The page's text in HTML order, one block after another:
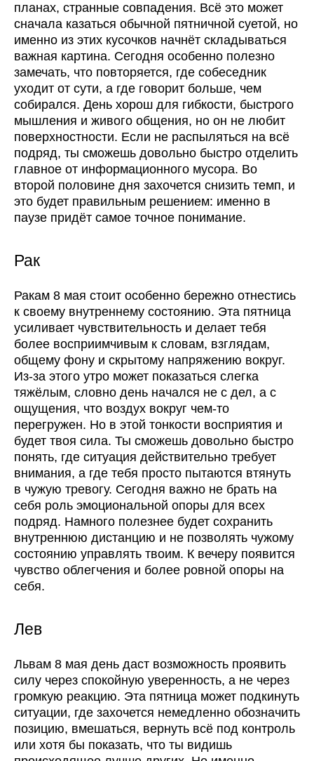
планах, странные совпадения. Всё это может
сначала казаться обычной пятничной суетой, но
именно из этих кусочков начнёт складываться
важная картина. Сегодня особенно полезно
замечать, что повторяется, где собеседник
уходит от сути, а где говорит больше, чем
собирался. День хорош для гибкости, быстрого
мышления и живого общения, но он не любит
поверхностности. Если не распыляться на всё
подряд, ты сможешь довольно быстро отделить
главное от информационного мусора. Во
второй половине дня захочется снизить темп, и
это будет правильным решением: именно в
паузе придёт самое точное понимание.
Рак
Ракам 8 мая стоит особенно бережно отнестись
к своему внутреннему состоянию. Эта пятница
усиливает чувствительность и делает тебя
более восприимчивым к словам, взглядам,
общему фону и скрытому напряжению вокруг.
Из-за этого утро может показаться слегка
тяжёлым, словно день начался не с дел, а с
ощущения, что воздух вокруг чем-то
перегружен. Но в этой тонкости восприятия и
будет твоя сила. Ты сможешь довольно быстро
понять, где ситуация действительно требует
внимания, а где тебя просто пытаются втянуть
в чужую тревогу. Сегодня важно не брать на
себя роль эмоциональной опоры для всех
подряд. Намного полезнее будет сохранить
внутреннюю дистанцию и не позволять чужому
состоянию управлять твоим. К вечеру появится
чувство облегчения и более ровной опоры на
себя.
Лев
Львам 8 мая день даст возможность проявить
силу через спокойную уверенность, а не через
громкую реакцию. Эта пятница может подкинуть
ситуации, где захочется немедленно обозначить
позицию, вмешаться, вернуть всё под контроль
или хотя бы показать, что ты видишь